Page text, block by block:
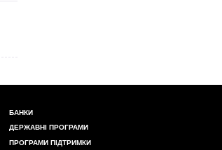
БАНКИ
ДЕРЖАВНІ ПРОГРАМИ
ПРОГРАМИ ПІДТРИМКИ